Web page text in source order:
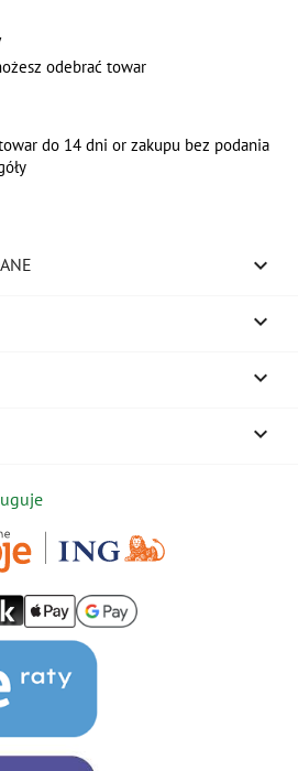
odebrać towar
do 14 dni or zakupu bez podania



keyboard_arrow_down